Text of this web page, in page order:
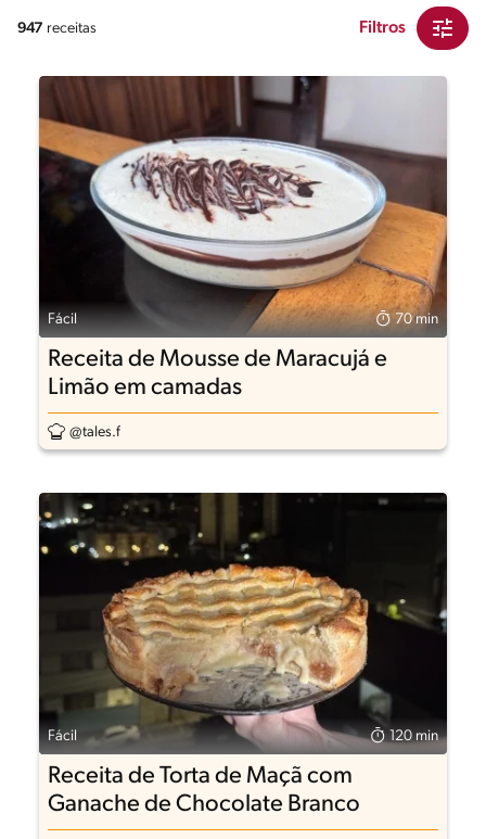
947 receitas Filtros
Fácil 70 min
Receita de Mousse de Maracujá e
Limão em camadas
@tales.f
Fácil 120 min
Receita de Torta de Maçã com
Ganache de Chocolate Branco